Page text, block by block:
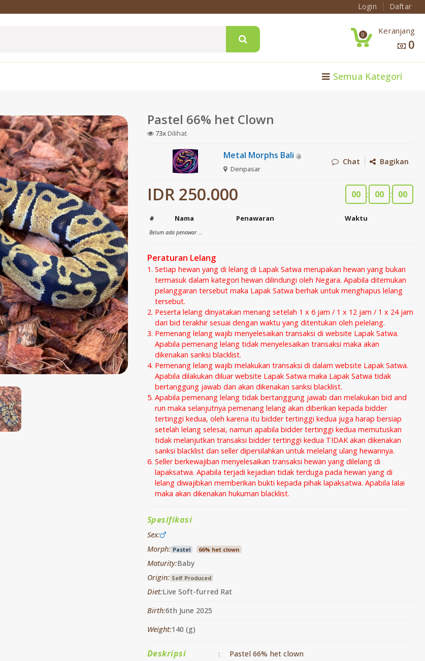
Login Daftar
0 Keranjang
0
Semua Kategori
Pastel 66% het Clown
73xDilihat
Metal Morphs Bali
Denpasar
Chat Bagikan
IDR 250.000 00 : 00 : 00
# Nama Penawaran Waktu
Belum ada penawar ...
Peraturan Lelang
Setiap hewan yang di lelang di Lapak Satwa merupakan hewan yang bukan
termasuk dalam kategori hewan dilindungi oleh Negara. Apabila ditemukan
pelanggaran tersebut maka Lapak Satwa berhak untuk menghapus lelang
tersebut.
Peserta lelang dinyatakan menang setelah 1 x 6 jam / 1 x 12 jam / 1 x 24 jam
dari bid terakhir sesuai dengan waktu yang ditentukan oleh pelelang.
Pemenang lelang wajib menyelesaikan transaksi di website Lapak Satwa.
Apabila pemenang lelang tidak menyelesaikan transaksi maka akan
dikenakan sanksi blacklist.
Pemenang lelang wajib melakukan transaksi di dalam website Lapak Satwa.
Apabila dilakukan diluar website Lapak Satwa maka Lapak Satwa tidak
bertanggung jawab dan akan dikenakan sanksi blacklist.
Apabila pemenang lelang tidak bertanggung jawab dan melakukan bid and
run maka selanjutnya pemenang lelang akan diberikan kepada bidder
tertinggi kedua, oleh karena itu bidder tertinggi kedua juga harap bersiap
setelah lelang selesai, namun apabila bidder tertinggi kedua memutuskan
tidak melanjutkan transaksi bidder tertinggi kedua TIDAK akan dikenakan
sanksi blacklist dan seller dipersilahkan untuk melelang ulang hewannya.
Seller berkewajiban menyelesaikan transaksi hewan yang dilelang di
lapaksatwa. Apabila terjadi kejadian tidak terduga pada hewan yang di
lelang diwajibkan memberikan bukti kepada pihak lapaksatwa. Apabila lalai
maka akan dikenakan hukuman blacklist.
Spesifikasi
Sex:
Morph: Pastel 66% het clown
Maturity:Baby
Origin: Self Produced
Diet:Live Soft-furred Rat
Birth:6th June 2025
Weight:140 (g)
Deskripsi :
Pastel 66% het clown